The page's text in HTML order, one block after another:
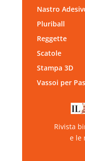
Nastro
Pluriball
Reggette
Scatole
Stampa 3D
Vassoi per
Rivista
e le